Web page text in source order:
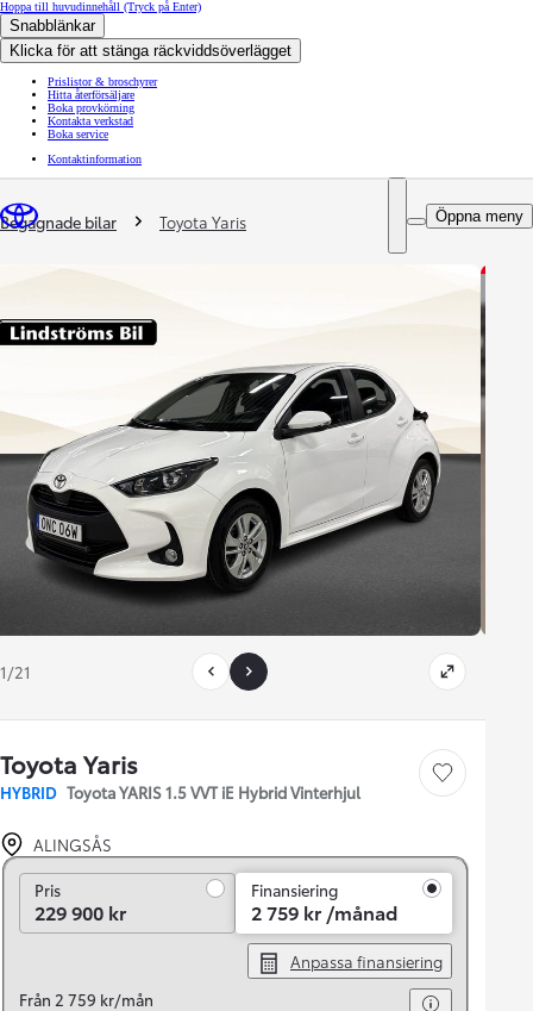
Hoppa till huvudinnehåll (Tryck på Enter)
Snabblänkar
Klicka för att stänga räckviddsöverlägget
Prislistor & broschyrer
Hitta återförsäljare
Boka provkörning
Kontakta verkstad
Boka service
Kontaktinformation
Öppna meny
You are here
Begagnade bilar Toyota Yaris
1/21
Toyota Yaris
HYBRID Toyota YARIS 1.5 VVT iE Hybrid Vinterhjul
Save car
ALINGSÅS
PrisPris
229 900 kr
Finansiering
2 759 kr /månad
Anpassa finansiering
Från 2 759 kr/mån